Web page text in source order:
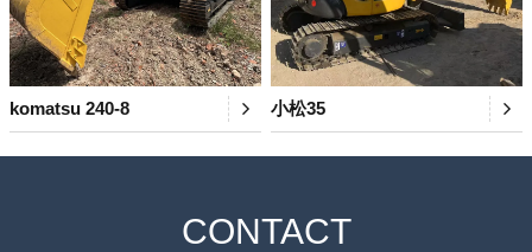
komatsu 240-8 小松35
CONTACT